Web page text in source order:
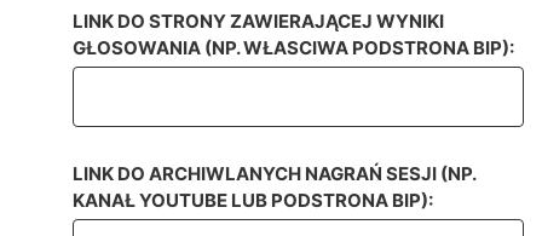
LINK DO STRONY ZAWIERAJĄCEJ WYNIKI
GŁOSOWANIA (NP. WŁASCIWA PODSTRONA BIP):
LINK DO ARCHIWLANYCH NAGRAŃ SESJI (NP.
KANAŁ YOUTUBE LUB PODSTRONA BIP):